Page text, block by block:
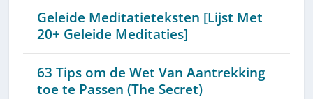
Geleide Meditatieteksten [Lijst Met
20+ Geleide Meditaties]
63 Tips om de Wet Van Aantrekking
toe te Passen (The Secret)